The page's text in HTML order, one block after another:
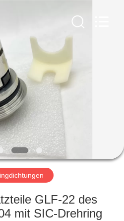
GLF-22 des
mit SIC-Drehring